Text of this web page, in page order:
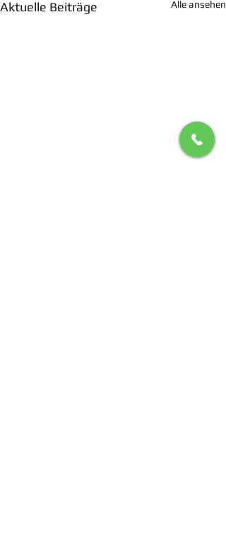
Aktuelle Beiträge Alle ansehen